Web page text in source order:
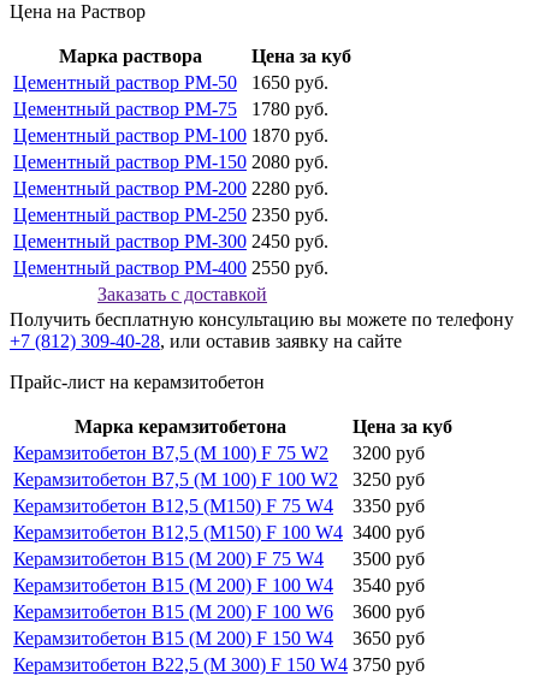
Цена на Раствор
Марка раствора
Цена за куб
Цементный раствор РМ-50
1650 руб.
Цементный раствор РМ-75
1780 руб.
Цементный раствор РМ-100 1870 руб.
Цементный раствор РМ-150 2080 руб.
Цементный раствор РМ-200 2280 руб.
Цементный раствор РМ-250 2350 руб.
Цементный раствор РМ-300 2450 руб.
Цементный раствор РМ-400 2550 руб.
Заказать с доставкой
Получить бесплатную консультацию вы можете по телефону
+7 (812) 309-40-28, или оставив заявку на сайте
Прайс-лист на керамзитобетон
Марка керамзитобетона
Цена за куб
Керамзитобетон В7,5 (М 100) F 75 W2
3200 руб
Керамзитобетон В7,5 (М 100) F 100 W2
3250 руб
Керамзитобетон В12,5 (М150) F 75 W4
3350 руб
Керамзитобетон В12,5 (М150) F 100 W4 3400 руб
Керамзитобетон В15 (М 200) F 75 W4
3500 руб
Керамзитобетон В15 (М 200) F 100 W4
3540 руб
Керамзитобетон В15 (М 200) F 100 W6
3600 руб
Керамзитобетон В15 (М 200) F 150 W4
3650 руб
Керамзитобетон В22,5 (М 300) F 150 W4 3750 руб